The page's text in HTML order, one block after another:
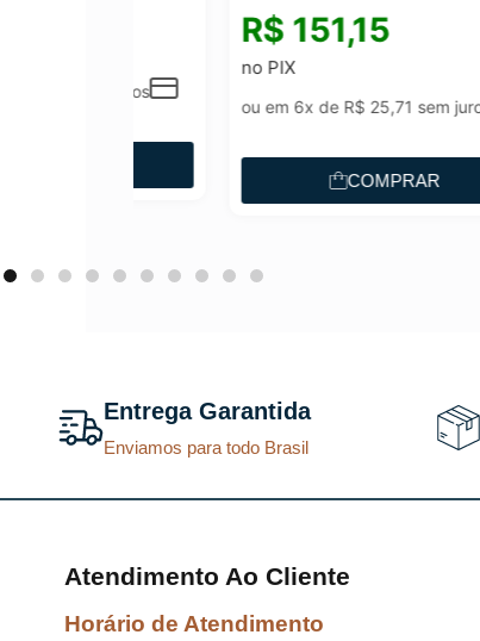
151,15
ou em 6x de R$25,71sem juros
COMPRAR
Entrega Garantida
Enviamos para todo Brasil
Atendimento Ao Cliente
Horário de Atendimento